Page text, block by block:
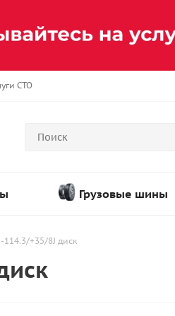
СТО
Грузовые шины
114.3/+35/8J диск